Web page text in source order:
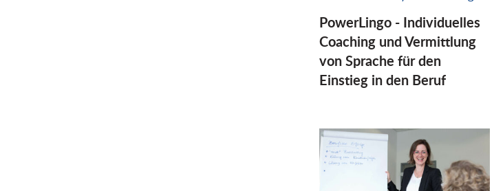
PowerLingo - Individuelles
Coaching und Vermittlung
von Sprache für den
Einstieg in den Beruf